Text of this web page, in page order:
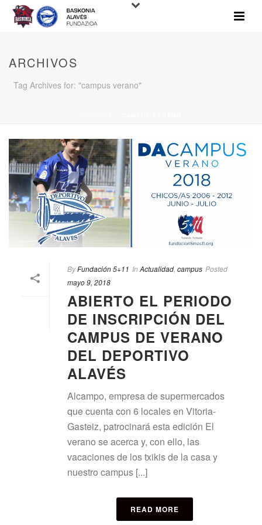
ARCHIVOS
Tag Archives for: "campus verano"
ByFundación 5+11 In Actualidad campus Posted
mayo 9, 2018
ABIERTO EL PERIODO
DE INSCRIPCIÓN DEL
CAMPUS DE VERANO
DEL DEPORTIVO
ALAVÉS
Alcampo, empresa de supermercados
que cuenta con 6 locales en Vitoria-
Gasteiz, patrocinará esta edición El
verano se acerca y, con ello, las
vacaciones de los txikis de la casa y
nuestro campus [...]
READ MORE